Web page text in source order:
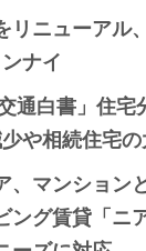
リニューア
ナイ
通白書」住
や相続住宅
、マンション
ング賃貸「ニ